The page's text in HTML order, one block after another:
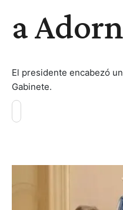
a
El presidente encabezó
Gabinete.